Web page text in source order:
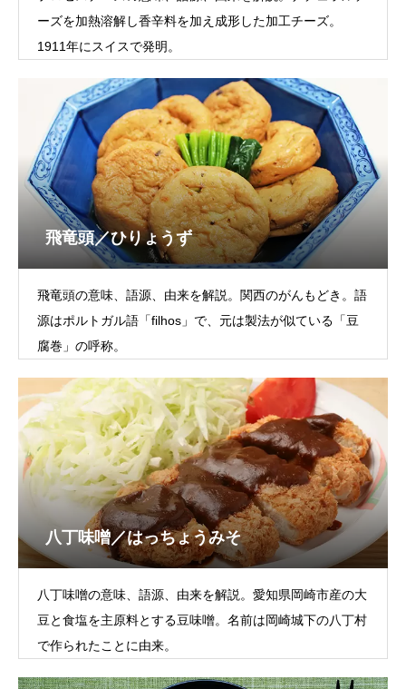
ーズを加熱溶解し香辛料を加え成形した加工チーズ。
1911年にスイスで発明。
飛竜頭／ひりょうず
飛竜頭の意味、語源、由来を解説。関西のがんもどき。語
源はポルトガル語「filhos」で、元は製法が似ている「豆
腐巻」の呼称。
八丁味噌／はっちょうみそ
八丁味噌の意味、語源、由来を解説。愛知県岡崎市産の大
豆と食塩を主原料とする豆味噌。名前は岡崎城下の八丁村
で作られたことに由来。